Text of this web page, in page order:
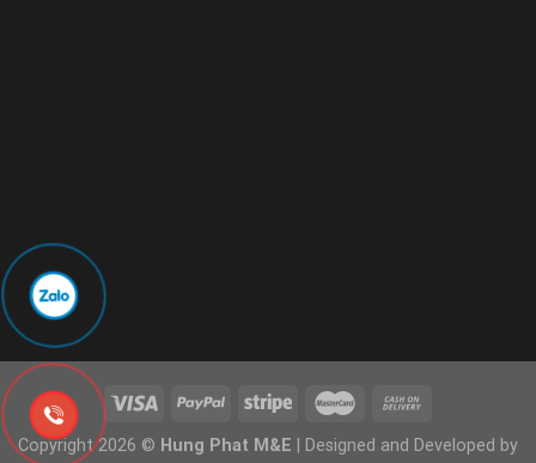
Copyright 2026 © Hung Phat M&E | Designed and Developed by